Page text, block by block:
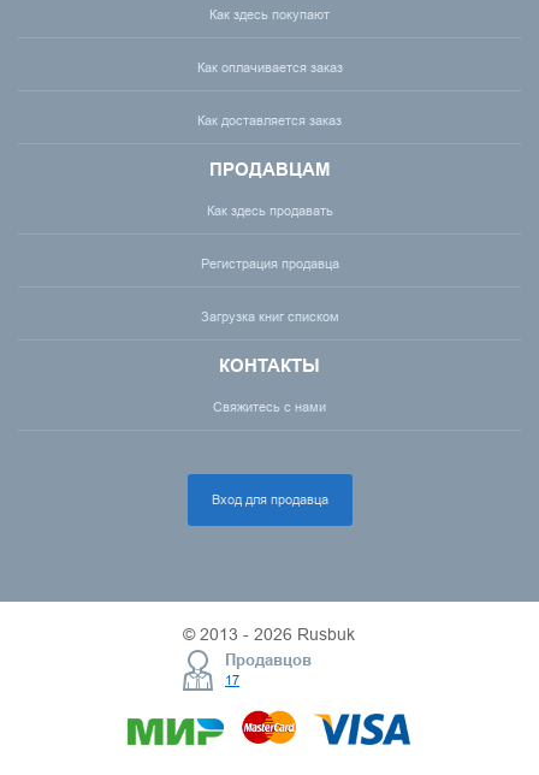
Как здесь покупают
Как оплачивается заказ
Как доставляется заказ
ПРОДАВЦАМ
Как здесь продавать
Регистрация продавца
Загрузка книг списком
КОНТАКТЫ
Свяжитесь с нами
Вход для продавца
© 2013 - 2026 Rusbuk
Продавцов
17